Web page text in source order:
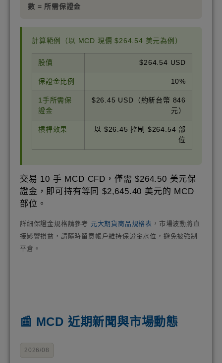
數 = 所需保證金
計算範例（以 MCD 現價 $264.54 美元為例）
股價 $264.54 USD
保證金比例 10%
1手所需保
證金
$26.45 USD（約新台幣 846
元）
槓桿效果
以 $26.45 控制 $264.54 部
位
交易 10 手 MCD CFD，僅需 $264.50 美元保
證金，即可持有等同 $2,645.40 美元的 MCD
部位。
詳細保證金規格請參考 元大期貨商品規格表 ，市場波動將直
接影響損益，請隨時留意帳戶維持保證金水位，避免被強制
平倉。
📰 MCD 近期新聞與市場動態
2026/08